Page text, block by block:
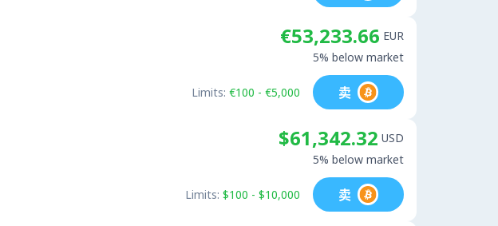
€53,233.66 EUR
5% below market
Limits: €100 - €5,000 卖
$61,342.32 USD
5% below market
Limits: $100 - $10,000 卖